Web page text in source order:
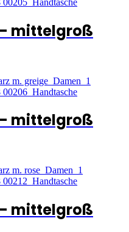
mittelgroß
mittelgroß
mittelgroß